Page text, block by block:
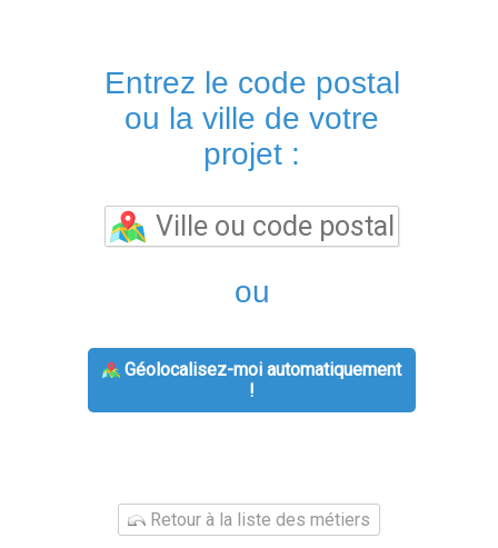
Entrez le code postal
ou la ville de votre
projet :
ou
Géolocalisez-moi automatiquement
!
Retour à la liste des métiers